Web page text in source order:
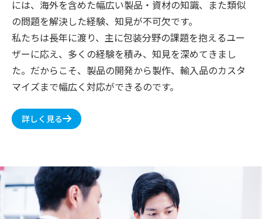
には、海外を含めた幅広い製品・資材の知識、また類似
の問題を解決した経験、知見が不可欠です。
私たちは長年に渡り、主に包装分野の課題を抱えるユー
ザーに応え、多くの経験を積み、知見を深めてきまし
た。だからこそ、製品の開発から製作、輸入品のカスタ
マイズまで幅広く対応ができるのです。
詳しく見る